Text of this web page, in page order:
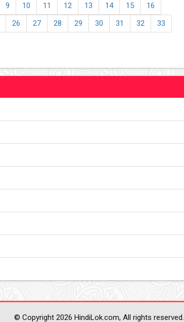
9 10 11 12 13 14 15
16
26 27 28 29 30 31 32
33
© Copyright 2026 HindiLok.com, All rights reserved.